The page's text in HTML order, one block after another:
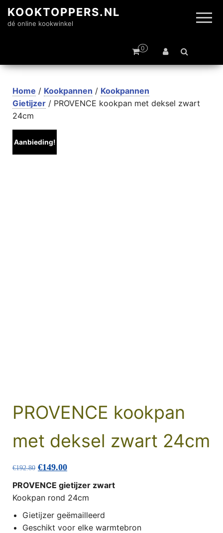
KOOKTOPPERS.NL
dé online kookwinkel
0
Home / Kookpannen / Kookpannen
Gietijzer / PROVENCE kookpan met deksel zwart
24cm
Aanbieding!
PROVENCE kookpan
met deksel zwart 24cm
€192.80 Oorspronkelijke prijs was: €192.80.
€149.00Huidige prijs is: €149.00.
PROVENCE gietijzer zwart
Kookpan rond 24cm
Gietijzer geëmailleerd
Geschikt voor elke warmtebron